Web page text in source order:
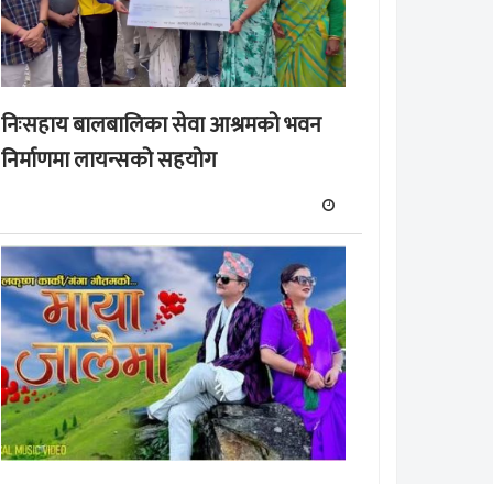
निःसहाय बालबालिका सेवा आश्रमको भवन
निर्माणमा लायन्सको सहयोग